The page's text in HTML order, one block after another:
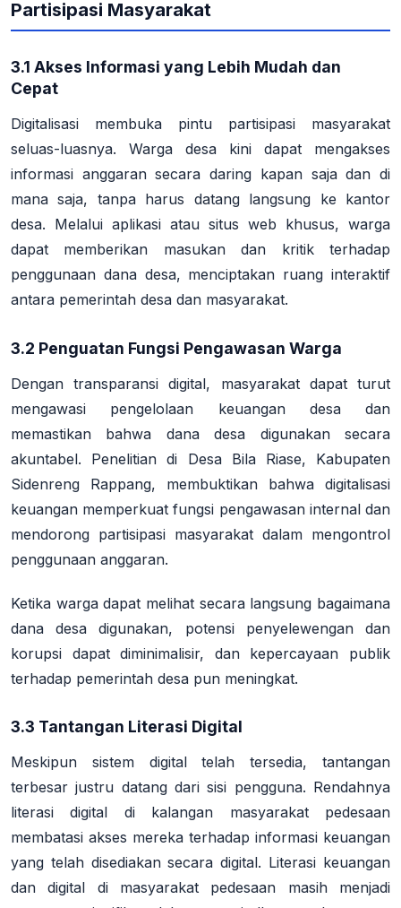
Partisipasi Masyarakat
3.1 Akses Informasi yang Lebih Mudah dan
Cepat
Digitalisasi membuka pintu partisipasi masyarakat
seluas-luasnya. Warga desa kini dapat mengakses
informasi anggaran secara daring kapan saja dan di
mana saja, tanpa harus datang langsung ke kantor
desa. Melalui aplikasi atau situs web khusus, warga
dapat memberikan masukan dan kritik terhadap
penggunaan dana desa, menciptakan ruang interaktif
antara pemerintah desa dan masyarakat.
3.2 Penguatan Fungsi Pengawasan Warga
Dengan transparansi digital, masyarakat dapat turut
mengawasi pengelolaan keuangan desa dan
memastikan bahwa dana desa digunakan secara
akuntabel. Penelitian di Desa Bila Riase, Kabupaten
Sidenreng Rappang, membuktikan bahwa digitalisasi
keuangan memperkuat fungsi pengawasan internal dan
mendorong partisipasi masyarakat dalam mengontrol
penggunaan anggaran.
Ketika warga dapat melihat secara langsung bagaimana
dana desa digunakan, potensi penyelewengan dan
korupsi dapat diminimalisir, dan kepercayaan publik
terhadap pemerintah desa pun meningkat.
3.3 Tantangan Literasi Digital
Meskipun sistem digital telah tersedia, tantangan
terbesar justru datang dari sisi pengguna. Rendahnya
literasi digital di kalangan masyarakat pedesaan
membatasi akses mereka terhadap informasi keuangan
yang telah disediakan secara digital. Literasi keuangan
dan digital di masyarakat pedesaan masih menjadi